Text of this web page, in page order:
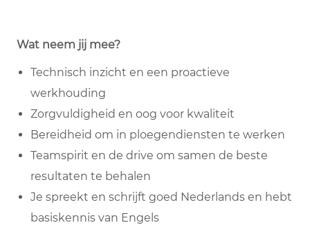
Wat neem jij mee?
Technisch inzicht en een proactieve
werkhouding
Zorgvuldigheid en oog voor kwaliteit
Bereidheid om in ploegendiensten te werken
Teamspirit en de drive om samen de beste
resultaten te behalen
Je spreekt en schrijft goed Nederlands en hebt
basiskennis van Engels